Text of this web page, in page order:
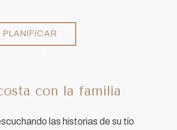
PLANIFICAR
con la familia
las historias de su tío